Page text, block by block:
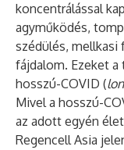
koncentrálással
agyműködés,
szédülés, mellkasi
fájdalom. Ezeket
hosszú-COVID (
Mivel a hosszú-
az adott egyén
Regencell Asia